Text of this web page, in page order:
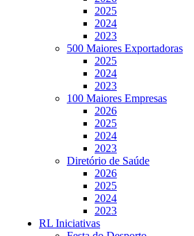
2025
2024
2023
500 Maiores Exportadoras
2025
2024
2023
100 Maiores Empresas
2026
2025
2024
2023
Diretório de Saúde
2026
2025
2024
2023
RL Iniciativas